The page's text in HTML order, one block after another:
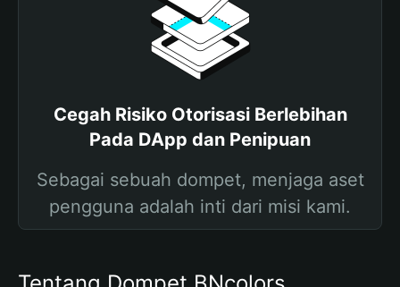
Cegah Risiko Otorisasi Berlebihan
Pada DApp dan Penipuan
Sebagai sebuah dompet, menjaga aset
pengguna adalah inti dari misi kami.